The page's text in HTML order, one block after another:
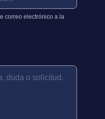
correo electrónico a la